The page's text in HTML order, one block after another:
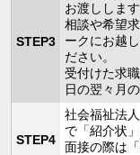
STEP3
お渡しします
相談や希望
ークにお越
ださい。
受付けた求
日の翌々月
STEP4
社会福祉法
で「紹介状
面接の際は